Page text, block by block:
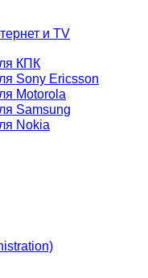
и TV
КПК
Sony Ericsson
Motorola
Samsung
Nokia